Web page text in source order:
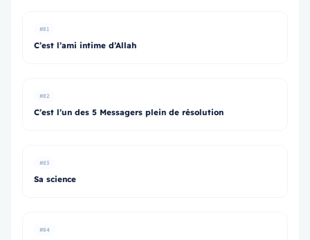
#81
C’est l’ami intime d’Allah
#82
C’est l’un des 5 Messagers plein de résolution
#83
Sa science
#84